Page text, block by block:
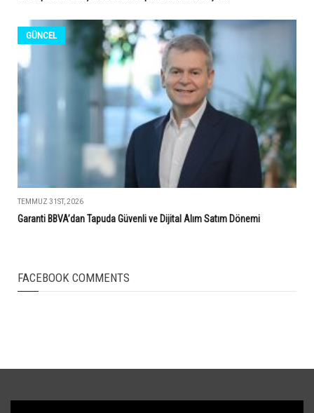
GÜNCEL
TEMMUZ 31ST, 2026
Garanti BBVA’dan Tapuda Güvenli ve Dijital Alım Satım Dönemi
FACEBOOK COMMENTS